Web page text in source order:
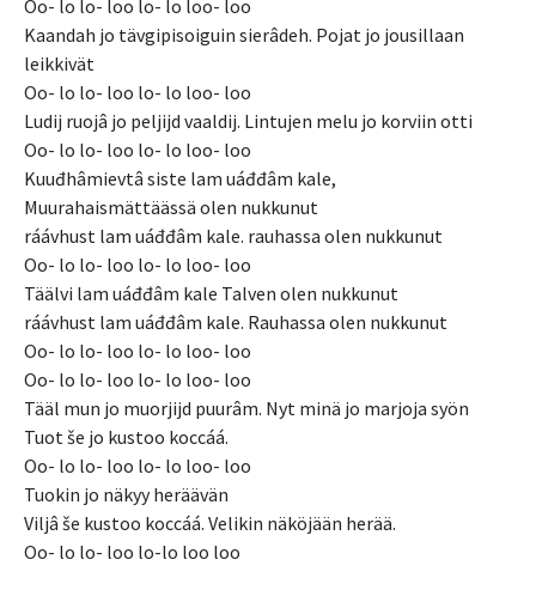
Oo- lo lo- loo lo- lo loo- loo
Kaandah jo tävgipisoiguin sierâdeh. Pojat jo jousillaan
leikkivät
Oo- lo lo- loo lo- lo loo- loo
Ludij ruojâ jo peljijd vaaldij. Lintujen melu jo korviin otti
Oo- lo lo- loo lo- lo loo- loo
Kuuđhâmievtâ siste lam uáđđâm kale,
Muurahaismättäässä olen nukkunut
ráávhust lam uáđđâm kale. rauhassa olen nukkunut
Oo- lo lo- loo lo- lo loo- loo
Täälvi lam uáđđâm kale Talven olen nukkunut
ráávhust lam uáđđâm kale. Rauhassa olen nukkunut
Oo- lo lo- loo lo- lo loo- loo
Oo- lo lo- loo lo- lo loo- loo
Tääl mun jo muorjijd puurâm. Nyt minä jo marjoja syön
Tuot še jo kustoo koccáá.
Oo- lo lo- loo lo- lo loo- loo
Tuokin jo näkyy heräävän
Viljâ še kustoo koccáá. Velikin näköjään herää.
Oo- lo lo- loo lo-lo loo loo